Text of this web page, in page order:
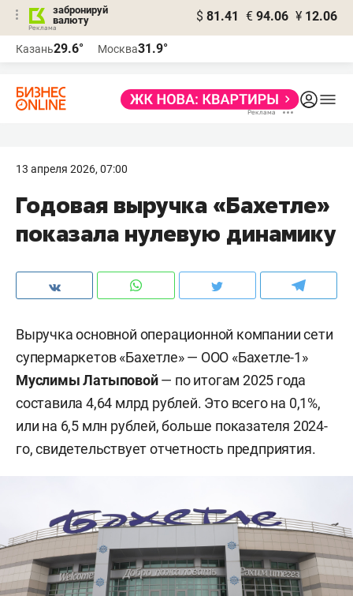
забронируй
валюту
$ 81.41 € 94.06 ¥ 12.06
Казань29.6° Москва31.9°
13 апреля 2026, 07:00
Годовая выручка «Бахетле»
показала нулевую динамику
Выручка основной операционной компании сети
супермаркетов «Бахетле» — ООО «Бахетле-1»
Муслимы Латыповой— по итогам 2025 года
составила 4,64 млрд рублей. Это всего на 0,1%,
или на 6,5 млн рублей, больше показателя 2024-
го, свидетельствует отчетность предприятия.